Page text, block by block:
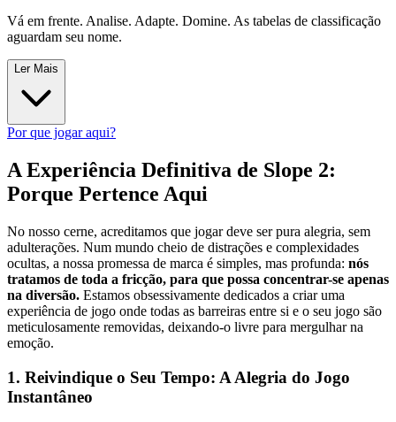
Vá em frente. Analise. Adapte. Domine. As tabelas de classificação
aguardam seu nome.
Ler Mais
Por que jogar aqui?
A Experiência Definitiva de Slope 2:
Porque Pertence Aqui
No nosso cerne, acreditamos que jogar deve ser pura alegria, sem
adulterações. Num mundo cheio de distrações e complexidades
ocultas, a nossa promessa de marca é simples, mas profunda: nós
tratamos de toda a fricção, para que possa concentrar-se apenas
na diversão. Estamos obsessivamente dedicados a criar uma
experiência de jogo onde todas as barreiras entre si e o seu jogo são
meticulosamente removidas, deixando-o livre para mergulhar na
emoção.
1. Reivindique o Seu Tempo: A Alegria do Jogo
Instantâneo